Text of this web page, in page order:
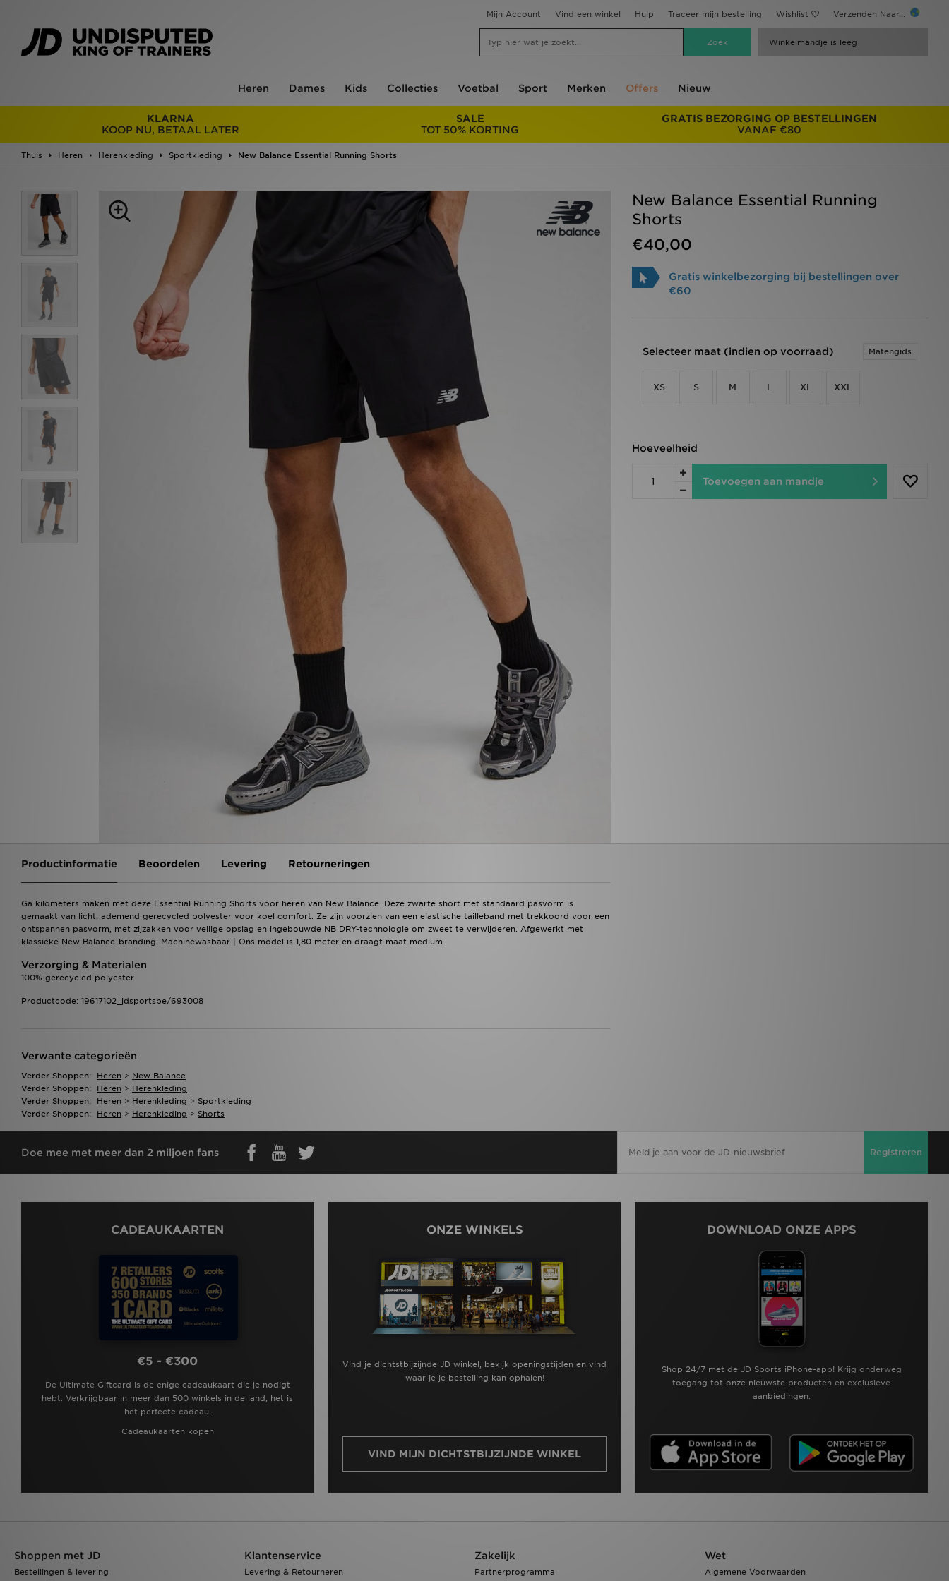
Mijn Account Vind een winkel Hulp Traceer mijn bestelling Wishlist Verzenden Naar...
Winkelmandje is leeg
Heren Dames Kids Collecties Voetbal Sport Merken Offers Nieuw
KLARNA
KOOP NU, BETAAL LATER
SALE
TOT 50% KORTING
GRATIS BEZORGING OP BESTELLINGEN
VANAF €80
Thuis Heren Herenkleding Sportkleding New Balance Essential Running Shorts
New Balance Essential Running
Shorts
€40,00
Gratis winkelbezorging bij bestellingen over
€60
Selecteer maat (indien op voorraad) Matengids
XS S M L XL XXL
Hoeveelheid
Toevoegen aan mandje
Productinformatie Beoordelen Levering Retourneringen
Ga kilometers maken met deze Essential Running Shorts voor heren van New Balance. Deze zwarte short met standaard pasvorm is
gemaakt van licht, ademend gerecycled polyester voor koel comfort. Ze zijn voorzien van een elastische tailleband met trekkoord voor een
ontspannen pasvorm, met zijzakken voor veilige opslag en ingebouwde NB DRY-technologie om zweet te verwijderen. Afgewerkt met
klassieke New Balance-branding. Machinewasbaar | Ons model is 1,80 meter en draagt maat medium.
Verzorging & Materialen
100% gerecycled polyester
Productcode: 19617102_jdsportsbe/693008
Verwante categorieën
Verder Shoppen: Heren > New Balance
Verder Shoppen:
Heren > Herenkleding
Verder Shoppen:
Heren > Herenkleding > Sportkleding
Verder Shoppen:
Heren > Herenkleding > Shorts
Doe mee met meer dan 2 miljoen fans Registreren
CADEAUKAARTEN
€5 - €300
De Ultimate Giftcard is de enige cadeaukaart die je nodigt
hebt. Verkrijgbaar in meer dan 500 winkels in de land, het is
het perfecte cadeau.
Cadeaukaarten kopen
ONZE WINKELS
Vind je dichtstbijzijnde JD winkel, bekijk openingstijden en vind
waar je je bestelling kan ophalen!
VIND MIJN DICHTSTBIJZIJNDE WINKEL
DOWNLOAD ONZE APPS
Shop 24/7 met de JD Sports iPhone-app! Krijg onderweg
toegang tot onze nieuwste producten en exclusieve
aanbiedingen.
Shoppen met JD
Bestellingen & levering
Klantenservice
Levering & Retourneren
Zakelijk
Partnerprogramma
Wet
Algemene Voorwaarden